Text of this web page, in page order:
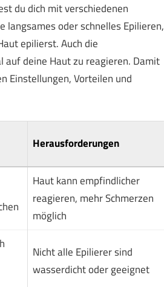
du dich mit verschiedenen
oder schnelles Epilieren,
epilierst. Auch die
auf deine Haut zu reagieren. Damit
Einstellungen, Vorteilen und
Herausforderungen
Haut kann empfindlicher
reagieren, mehr Schmerzen
möglich
Nicht alle Epilierer sind
wasserdicht oder geeignet